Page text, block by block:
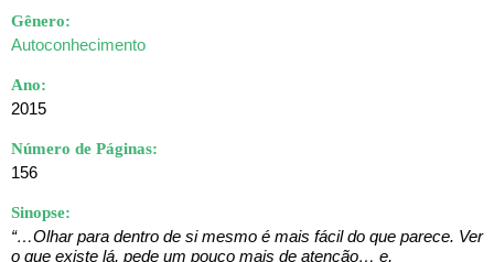
Gênero:
Autoconhecimento
Ano:
2015
Número de Páginas:
156
Sinopse:
“…Olhar para dentro de si mesmo é mais fácil do que parece. Ver
o que existe lá, pede um pouco mais de atenção… e,